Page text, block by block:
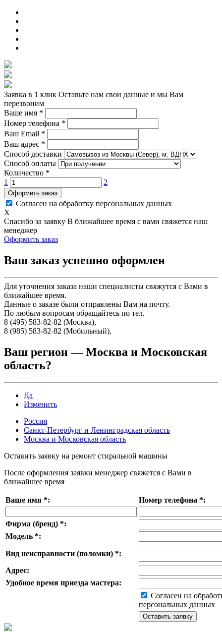
Заявка в 1 клик Оставьте нам свои данные и мы Вам
перезвоним
Ваше имя *
Номер телефона *
Ваш Email *
Ваш адрес *
Способ доставки
Способ оплаты
Количество *
1
2
Оформить заказ
Согласен на обработку персональных данных
X
Спасибо за заявку В ближайшее время с вами свяжется наш
менеджер
Оформить заказ
Ваш заказ успешно оформлен
Для уточнения заказа наши специалисты свяжутся с Вами в
ближайшее время.
Данные о заказе были отправлены Вам на почту.
По любым вопросам обращайтесь по тел.
8 (495) 583-82-82 (Москва),
8 (985) 583-82-82 (Мобильный),
Ваш регион —Москва и Московская
область?
Да
Изменить
Россия
Санкт-Петербург и Ленинградская область
Москва и Московская область
Оставить заявку на ремонт стиральной машины
После оформления заявки менеджер свяжется с Вами в
ближайшее время
Ваше имя *: Номер телефона *:
Фирма (бренд) *:
Модель *:
Вид неисправности (поломки) *:
Адрес:
Удобное время приезда мастера:
Согласен на
персональных данных